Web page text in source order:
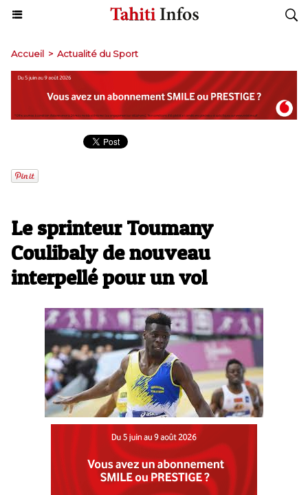
Accueil > Actualité du Sport
Le sprinteur Toumany
Coulibaly de nouveau
interpellé pour un vol